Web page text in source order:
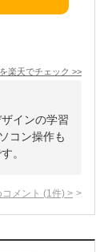
楽天でチェック >>
インの学習
コン操作も
。
メント (1 件) >